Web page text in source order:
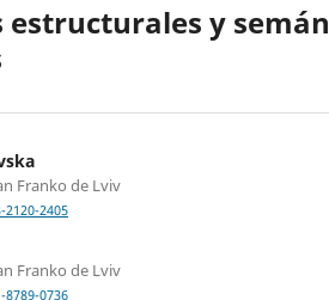
estructurales y
Franko de Lviv
2405
Franko de Lviv
0736